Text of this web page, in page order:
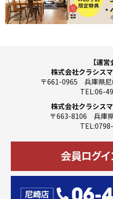
【運営
株式会社クラシス
〒661-0965 兵庫県尼
TEL:06-
株式会社クラシス
〒663-8106 兵庫